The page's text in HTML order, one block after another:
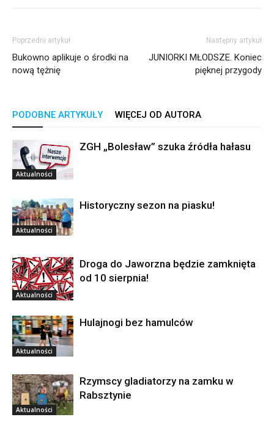
Poprzedni artykuł
Bukowno aplikuje o środki na
nową tężnię
Następny artykuł
JUNIORKI MŁODSZE. Koniec
pięknej przygody
PODOBNE ARTYKUŁY WIĘCEJ OD AUTORA
Aktualności
ZGH „Bolesław” szuka źródła hałasu
Aktualności
Historyczny sezon na piasku!
Aktualności
Droga do Jaworzna będzie zamknięta
od 10 sierpnia!
Aktualności
Hulajnogi bez hamulców
Aktualności
Rzymscy gladiatorzy na zamku w
Rabsztynie